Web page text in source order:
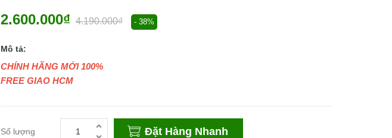
2.600.000₫ 4.190.000₫ - 38%
Mô tả:
CHÍNH HÃNG MỚI 100%
FREE GIAO HCM
Số lượng Đặt Hàng Nhanh